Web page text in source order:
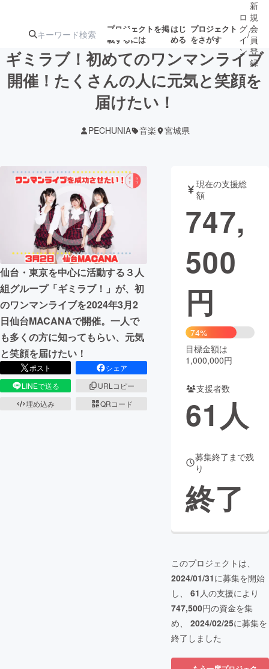
プロジェクトを掲
載するには
はじ
める
プロジェクト
をさがす
注目の新着プロ
ジェクト
募集終了が近いプ
テクノロジー・ガジェット
映像・映画 書籍・雑誌
ビジネス・起業 チャレンジ
まちづくり・地域活性化
CAMPFIRE for Social Good
CAMPFIRE Creation
CAMPFIREふるさと納税
コミュニティ
ロ
グ
イ
ン
/
新
規
会
員
登
録
ギミラブ！初めてのワンマンライブ
開催！たくさんの人に元気と笑顔を
届けたい！
PECHUNIA 音楽 宮城県
仙台・東京を中心に活動する３人
組グループ「ギミラブ！」が、初
のワンマンライブを2024年3月2
日仙台MACANAで開催。一人で
も多くの方に知ってもらい、元気
と笑顔を届けたい！
ポスト
シェア
LINEで送る
URLコピー
埋め込み
QRコード
現在の支援総
額
747,
500
円
74%
目標金額は
1,000,000円
支援者数
61 人
募集終了まで残
り
終了
このプロジェクトは、
2024/01/31に募集を開始
し、 61 人の支援により
747,500円の資金を集
め、 2024/02/25に募集を
終了しました